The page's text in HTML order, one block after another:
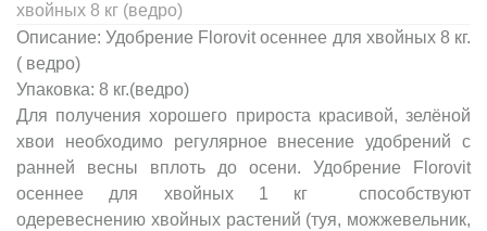
хвойных 8 кг (ведро)
Описание: Удобрение Florovit осеннее для хвойных 8 кг.
( ведро)
Упаковка: 8 кг.(ведро)
Для получения хорошего прироста красивой, зелёной
хвои необходимо регулярное внесение удобрений с
ранней весны вплоть до осени. Удобрение Florovit
осеннее для хвойных 1 кг способствуют
одеревеснению хвойных растений (туя, можжевельник,